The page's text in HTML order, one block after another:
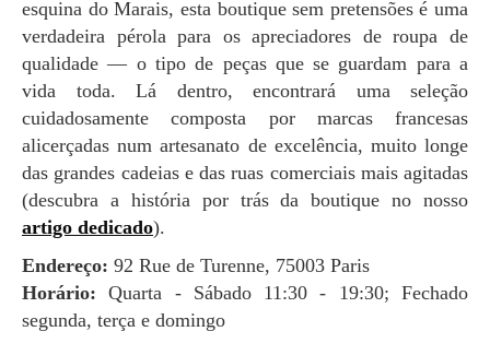
esquina do Marais, esta boutique sem pretensões é uma
verdadeira pérola para os apreciadores de roupa de
qualidade — o tipo de peças que se guardam para a
vida toda. Lá dentro, encontrará uma seleção
cuidadosamente composta por marcas francesas
alicerçadas num artesanato de excelência, muito longe
das grandes cadeias e das ruas comerciais mais agitadas
(descubra a história por trás da boutique no nosso
artigo dedicado).
Endereço: 92 Rue de Turenne, 75003 Paris
Horário:Quarta - Sábado 11:30 - 19:30; Fechado
segunda, terça e domingo